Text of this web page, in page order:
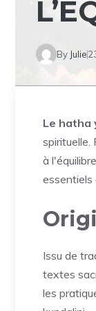
By Julie
Le hatha
spirituelle.
à
essentiels
Issu de
textes
les